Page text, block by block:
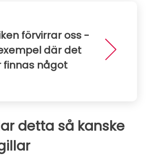
förvirrar oss -
där det
finnas något
detta så kanske